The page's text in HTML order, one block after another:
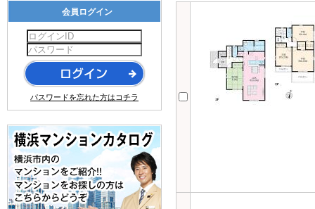
会員ログイン
パスワードを忘れた方はコチラ